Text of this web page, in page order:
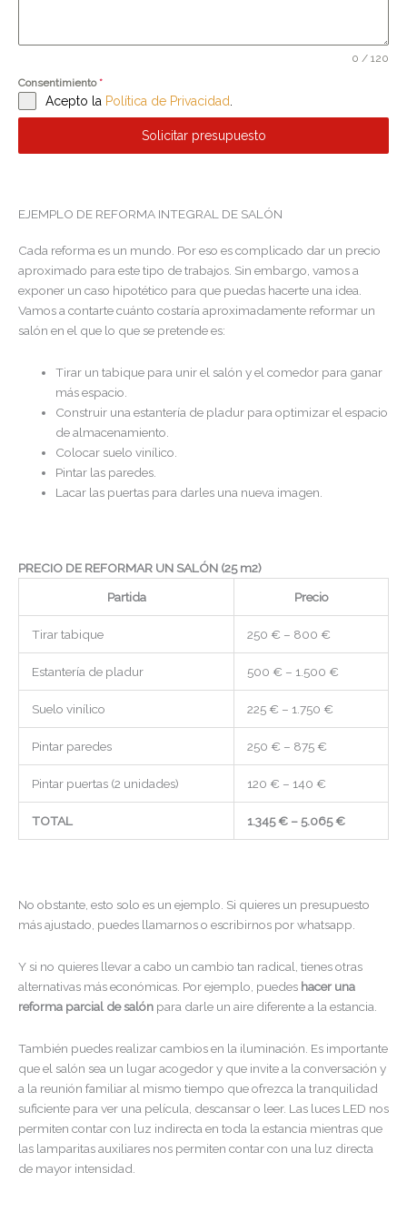
0 / 120
Consentimiento*
Acepto la Política de Privacidad
Solicitar presupuesto
EJEMPLO DE REFORMA INTEGRAL DE SALÓN
Cada reforma es un mundo. Por eso es complicado dar un precio
aproximado para este tipo de trabajos. Sin embargo, vamos a
exponer un caso hipotético para que puedas hacerte una idea.
Vamos a contarte cuánto costaría aproximadamente reformar un
salón en el que lo que se pretende es:
Tirar un tabique para unir el salón y el comedor para ganar
más espacio.
Construir una estantería de pladur para optimizar el espacio
de almacenamiento.
Colocar suelo vinílico.
Pintar las paredes.
Lacar las puertas para darles una nueva imagen.
PRECIO DE REFORMAR UN SALÓN (25 m2)
Partida
Precio
Tirar tabique 250 € – 800 €
Estantería de pladur 500 € – 1.500 €
Suelo vinílico 225 € – 1.750 €
Pintar paredes 250 € – 875 €
Pintar puertas (2 unidades) 120 € – 140 €
TOTAL 1.345 € – 5.065 €
No obstante, esto solo es un ejemplo. Si quieres un presupuesto
más ajustado, puedes llamarnos o escribirnos por whatsapp.
Y si no quieres llevar a cabo un cambio tan radical, tienes otras
alternativas más económicas. Por ejemplo, puedes hacer una
reforma parcial de salón para darle un aire diferente a la estancia.
También puedes realizar cambios en la iluminación. Es importante
que el salón sea un lugar acogedor y que invite a la conversación y
a la reunión familiar al mismo tiempo que ofrezca la tranquilidad
suficiente para ver una película, descansar o leer. Las luces LED nos
permiten contar con luz indirecta en toda la estancia mientras que
las lamparitas auxiliares nos permiten contar con una luz directa
de mayor intensidad.